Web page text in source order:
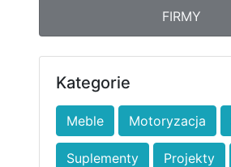
FIRMY
Kategorie
Meble Motoryzacja
Suplementy Projekty